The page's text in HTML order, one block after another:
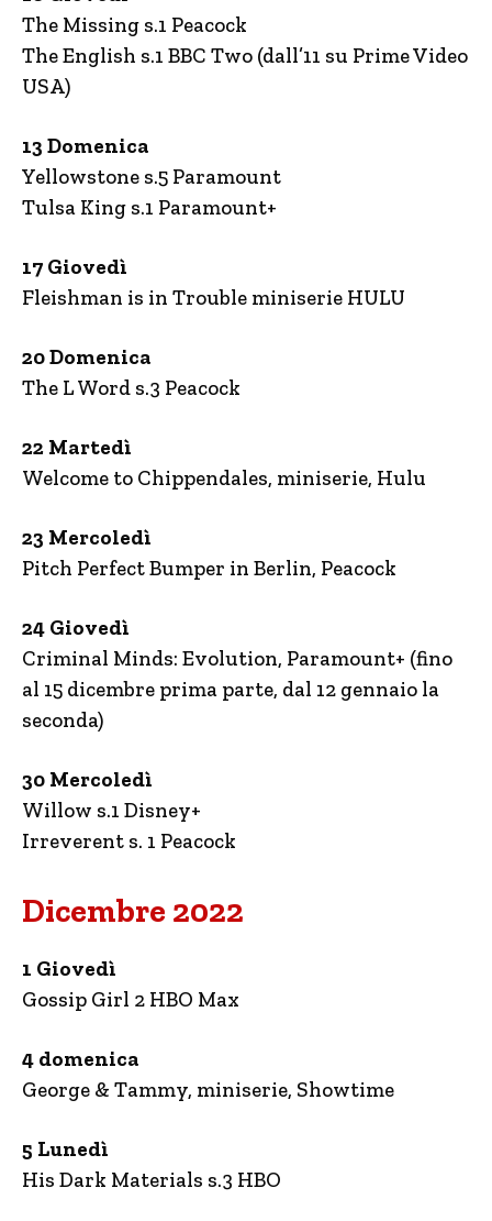
The Missing s.1 Peacock
The English s.1 BBC Two (dall’11 su Prime Video
USA)
13 Domenica
Yellowstone s.5 Paramount
Tulsa King s.1 Paramount+
17 Giovedì
Fleishman is in Trouble miniserie HULU
20 Domenica
The L Word s.3 Peacock
22 Martedì
Welcome to Chippendales, miniserie, Hulu
23 Mercoledì
Pitch Perfect Bumper in Berlin, Peacock
24 Giovedì
Criminal Minds: Evolution, Paramount+ (fino
al 15 dicembre prima parte, dal 12 gennaio la
seconda)
30 Mercoledì
Willow s.1 Disney+
Irreverent s. 1 Peacock
Dicembre 2022
1 Giovedì
Gossip Girl 2 HBO Max
4 domenica
George & Tammy, miniserie, Showtime
5 Lunedì
His Dark Materials s.3 HBO